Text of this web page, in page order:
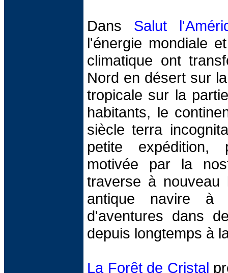
Dans Salut
l'énergie mondiale
climatique ont
Nord en désert sur
tropicale sur la
habitants, le
siècle terra
petite expédition,
motivée par la
traverse à nouveau
antique navire à
d'aventures dans
depuis longtemps à
La Forêt de Cristal